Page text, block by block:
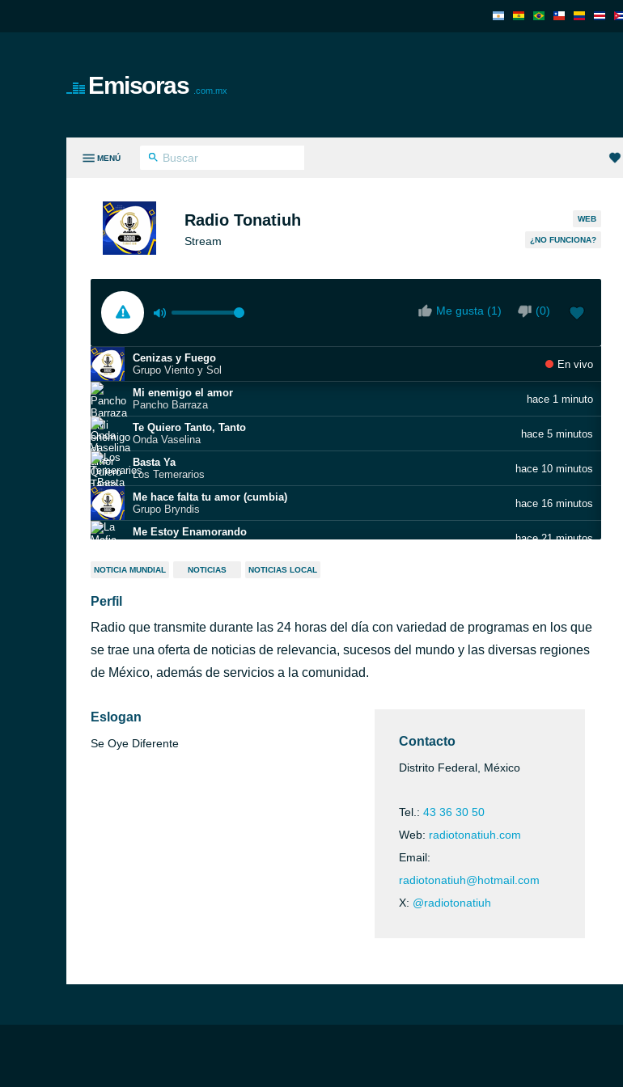
Emisoras .com.mx
MENÚ
Radio Tonatiuh
Stream
WEB
¿NO FUNCIONA?
Me gusta (1) (0)
Cenizas y Fuego
Grupo Viento y Sol
En vivo
Mi enemigo el amor
Pancho Barraza
hace 1 minuto
Te Quiero Tanto, Tanto
Onda Vaselina
hace 5 minutos
Basta Ya
Los Temerarios
hace 10 minutos
Me hace falta tu amor (cumbia)
Grupo Bryndis
hace 16 minutos
Me Estoy Enamorando
hace 21 minutos
LINER 1
Vas A Quedarte
Aitana
hace 33 minutos
Nada Va A Cambiar Mi Amor Por Ti
NOTICIA MUNDIAL NOTICIAS NOTICIAS LOCAL
Perfil
Radio que transmite durante las 24 horas del día con variedad de programas en los que
se trae una oferta de noticias de relevancia, sucesos del mundo y las diversas regiones
de México, además de servicios a la comunidad.
Eslogan
Se Oye Diferente Contacto
Distrito Federal, México
Tel.: 43 36 30 50
Web: radiotonatiuh.com
Email:
radiotonatiuh@hotmail.com
X: @radiotonatiuh